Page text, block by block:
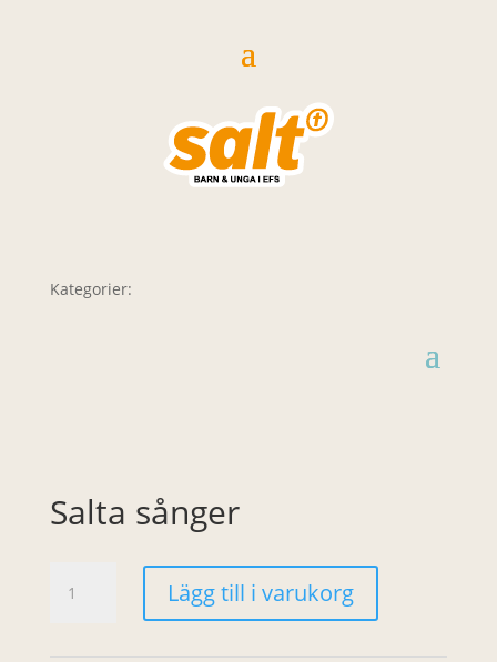
Kategorier:
Salta sånger
sånger
Lägg till i varukorg